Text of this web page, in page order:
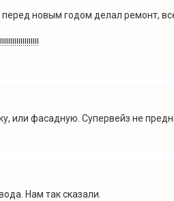
новым годом делал ремонт,
или фасадную. Супервейз не
Нам так сказали.